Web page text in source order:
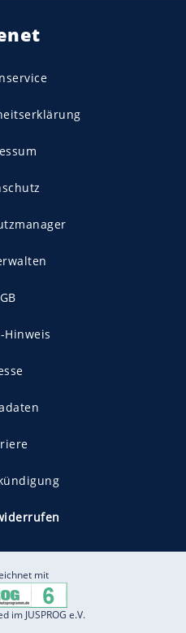
Hinweis
mit
im JUSPROG e.V.